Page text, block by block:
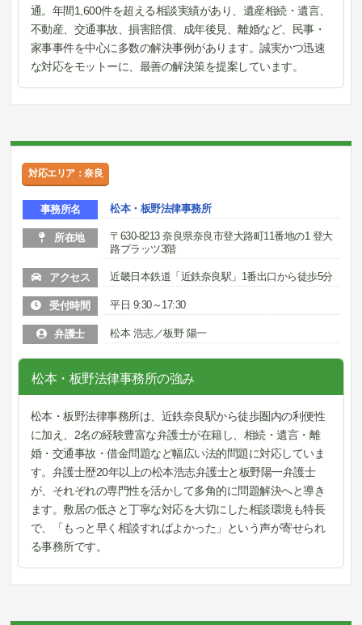
通。年間1,600件を超える相談実績があり、遺産相続・遺言、
不動産、交通事故、損害賠償、成年後見、離婚など、民事・
家事事件を中心に多数の解決事例があります。誠実かつ迅速
な対応をモットーに、最善の解決策を提案しています。
対応エリア：奈良
事務所名 松本・板野法律事務所
所在地
〒630-8213 奈良県奈良市登大路町11番地の1 登大
路プラッツ3階
アクセス 近畿日本鉄道「近鉄奈良駅」1番出口から徒歩5分
受付時間 平日 9:30～17:30
弁護士 松本 浩志／板野 陽一
松本・板野法律事務所の強み
松本・板野法律事務所は、近鉄奈良駅から徒歩圏内の利便性
に加え、2名の経験豊富な弁護士が在籍し、相続・遺言・離
婚・交通事故・借金問題など幅広い法的問題に対応していま
す。弁護士歴20年以上の松本浩志弁護士と板野陽一弁護士
が、それぞれの専門性を活かして多角的に問題解決へと導き
ます。敷居の低さと丁寧な対応を大切にした相談環境も特長
で、「もっと早く相談すればよかった」という声が寄せられ
る事務所です。